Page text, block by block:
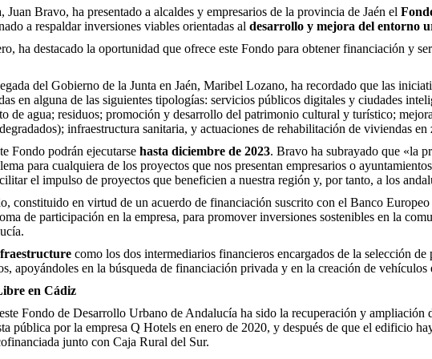
Bravo, ha presentado a alcaldes y empresarios de la provincia de Jaén el
a respaldar inversiones viables orientadas al desarrollo y mejora del entorno
ha destacado la oportunidad que ofrece este Fondo para obtener financiación y
del Gobierno de la Junta en Jaén, Maribel Lozano, ha recordado que las
en alguna de las siguientes tipologías: servicios públicos digitales y ciudades
de agua; residuos; promoción y desarrollo del patrimonio cultural y turístico;
infraestructura sanitaria, y actuaciones de rehabilitación de viviendas en
Fondo podrán ejecutarse hasta diciembre de 2023. Bravo ha subrayado que «la
para cualquiera de los proyectos que nos presentan empresarios o
el impulso de proyectos que beneficien a nuestra región y, por tanto, a los
constituido en virtud de un acuerdo de financiación suscrito con el Banco
de participación en la empresa, para promover inversiones sostenibles en la
como los dos intermediarios financieros encargados de la selección
apoyándoles en la búsqueda de financiación privada y en la creación de vehículos
en Cádiz
Fondo de Desarrollo Urbano de Andalucía ha sido la recuperación y ampliación
pública por la empresa Q Hotels en enero de 2020, y después de que el edificio
junto con Caja Rural del Sur.